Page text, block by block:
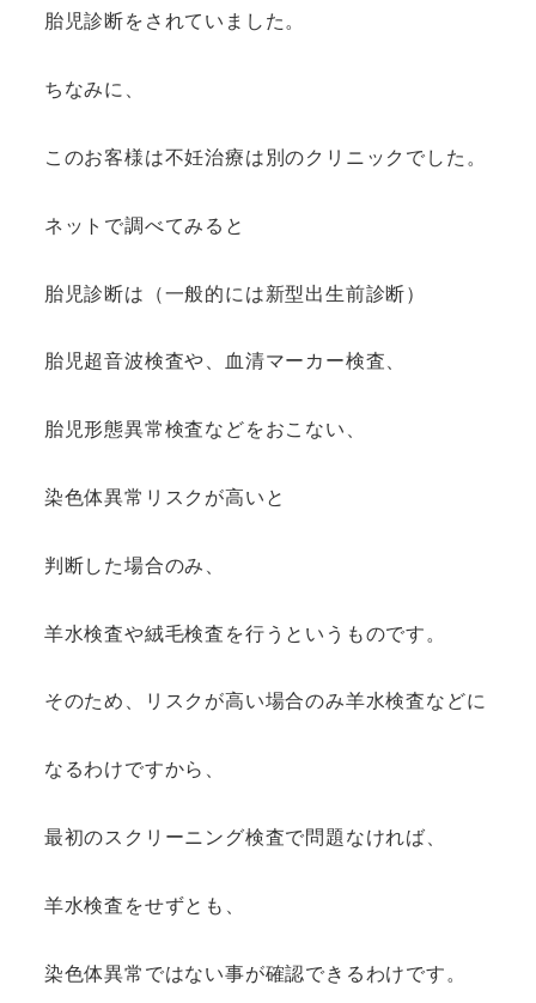
胎児診断をされていました。
ちなみに、
このお客様は不妊治療は別のクリニックでした。
ネットで調べてみると
胎児診断は（一般的には新型出生前診断）
胎児超音波検査や、血清マーカー検査、
胎児形態異常検査などをおこない、
染色体異常リスクが高いと
判断した場合のみ、
羊水検査や絨毛検査を行うというものです。
そのため、リスクが高い場合のみ羊水検査などに
なるわけですから、
最初のスクリーニング検査で問題なければ、
羊水検査をせずとも、
染色体異常ではない事が確認できるわけです。